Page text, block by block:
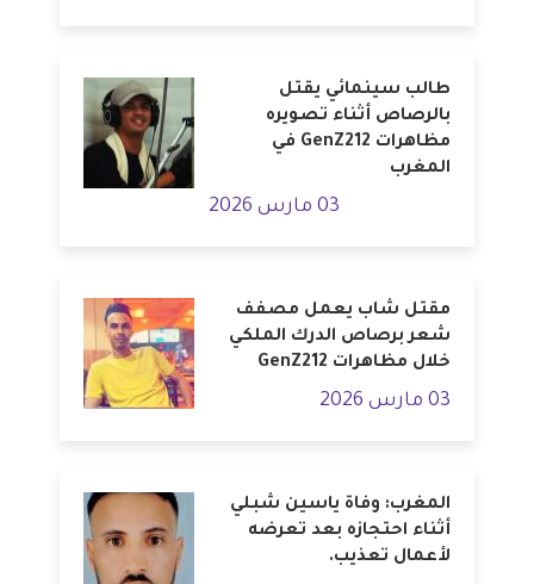
طالب سينمائي يقتل
بالرصاص أثناء تصويره
مظاهرات GenZ212 في
المغرب
03 مارس 2026
مقتل شاب يعمل مصفف
شعر برصاص الدرك الملكي
خلال مظاهرات GenZ212
03 مارس 2026
المغرب: وفاة ياسين شبلي
أثناء احتجازه بعد تعرضه
لأعمال تعذيب.